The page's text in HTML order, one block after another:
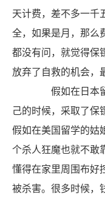
天计费，差不多一千
全，如果是月，那么
都没有问，就觉得保
放弃了自救的机会，
假如在日本留
己的时候，采取了保
假如在美国留学的姑
个杀人狂魔也就不敢
懂得在家里周围布好
被杀害。很多时候，